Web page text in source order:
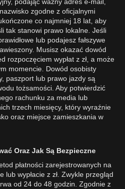
zgodne z oficjalnymi
co najmniej 18 lat, aby
tak stanowi prawo lokalne. Jeśli
lub podajesz fałszywe
Musisz okazać dowód
rozpoczęciem wypłat z zł, a może
momencie. Dowód osobisty
paszport lub prawo jazdy są
tożsamości. Aby potwierdzić
rachunku za media lub
trzech miesięcy, który wyraźnie
oraz miejsce zamieszkania w
Oraz Jak Są Bezpieczne
płatności zarejestrowanych na
lub wypłacie z zł. Zwykle przegląd
od 24 do 48 godzin. Zgodnie z